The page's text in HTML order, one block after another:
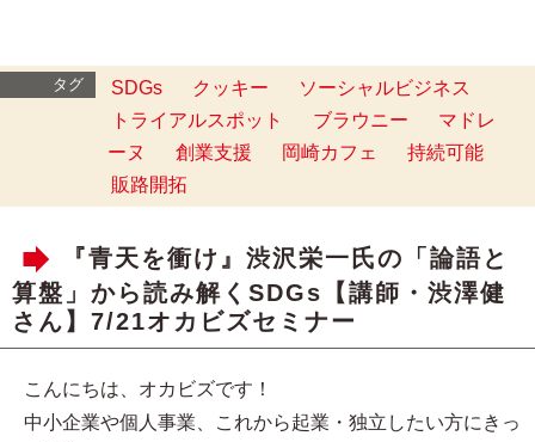
タグ SDGs クッキー
ソーシャルビジネス
トライアルスポット
ブラウニー
マドレ
ーヌ
創業支援 岡崎カフェ
持続可能
販路開拓
『青天を衝け』渋沢栄一氏の「論語と
算盤」から読み解くSDGs【講師・渋澤健
さん】7/21オカビズセミナー
こんにちは、オカビズです！
中小企業や個人事業、これから起業・独立したい方にきっ